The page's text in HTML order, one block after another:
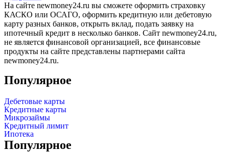
На сайте newmoney24.ru вы сможете оформить страховку
КАСКО или ОСАГО, оформить кредитную или дебетовую
карту разных банков, открыть вклад, подать заявку на
ипотечный кредит в несколько банков. Сайт newmoney24.ru,
не является финансовой организацией, все финансовые
продукты на сайте представлены партнерами сайта
newmoney24.ru.
Популярное
Дебетовые карты
Кредитные карты
Микрозаймы
Кредитный лимит
Ипотека
Популярное